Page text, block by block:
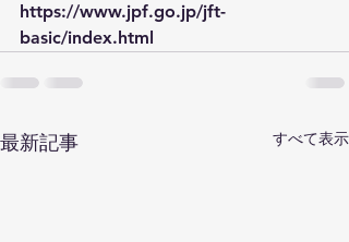
https://www.jpf.go.jp/jft-
basic/index.html
最新記事 すべて表示